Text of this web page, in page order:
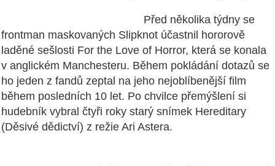
Před několika týdny se
frontman maskovaných Slipknot účastnil hororově
laděné sešlosti For the Love of Horror, která se konala
v anglickém Manchesteru. Během pokládání dotazů se
ho jeden z fandů zeptal na jeho nejoblíbenější film
během posledních 10 let. Po chvilce přemýšlení si
hudebník vybral čtyři roky starý snímek Hereditary
(Děsivé dědictví) z režie Ari Astera.